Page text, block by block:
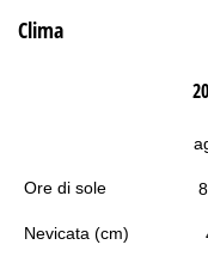
Clima
Ore di sole
Nevicata (cm)